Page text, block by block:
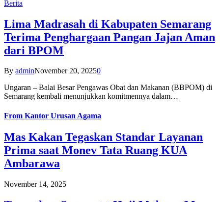
Berita
Lima Madrasah di Kabupaten Semarang
Terima Penghargaan Pangan Jajan Aman
dari BPOM
By adminNovember 20, 20250
Ungaran – Balai Besar Pengawas Obat dan Makanan (BBPOM) di
Semarang kembali menunjukkan komitmennya dalam…
From Kantor Urusan Agama
Mas Kakan Tegaskan Standar Layanan
Prima saat Monev Tata Ruang KUA
Ambarawa
November 14, 2025